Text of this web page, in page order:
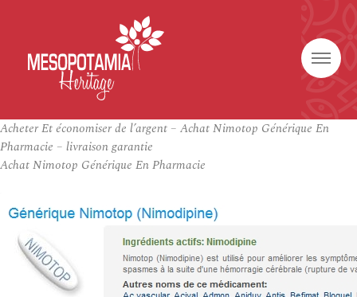
Acheter Et économiser de l’argent – Achat Nimotop Générique En
Pharmacie – livraison garantie
Achat Nimotop Générique En Pharmacie